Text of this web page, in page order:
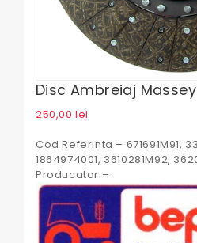
Disc Ambreiaj
250,00lei
Cod Referinta – 671691M91,
1864974001, 3610281M92,
Producator –